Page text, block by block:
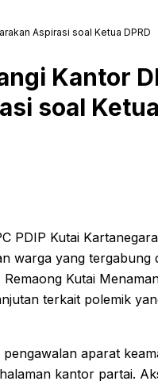
Aspirasi soal Ketua DPRD
Kantor
soal
PDIP Kutai
warga yang tergabung
Kutai
terkait polemik
aparat
kantor partai.